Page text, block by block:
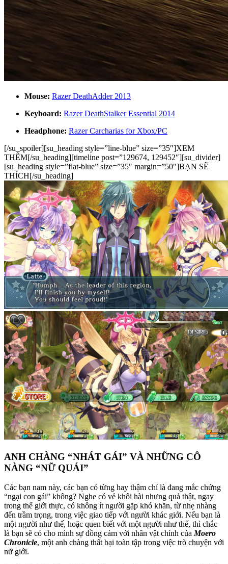
Mouse: Razer DeathAdder 2013
Keyboard: Razer DeathStalker Essential 2014
Headphone: Razer Carcharias for Xbox/PC
[/su_spoiler][su_heading style=”line-blue” size=”35″]XEM
THÊM[/su_heading][timeline post=”129674, 129452″][su_divider]
[su_heading style=”flat-blue” size=”35″ margin=”50″]BẠN SẼ
THÍCH[/su_heading]
ANH CHÀNG “NHÁT GÁI” VÀ NHỮNG CÔ
NÀNG “NỮ QUÁI”
Các bạn nam này, các bạn có từng hay thậm chí là đang mắc chứng
“ngại con gái” không? Nghe có vẻ khôi hài nhưng quả thật, ngay
trong thế giới thực, có không ít người gặp khó khăn, từ nhẹ nhàng
đến trầm trọng, trong việc giao tiếp với người khác giới. Nếu bạn là
một người như thế, hoặc quen biết với một người như thế, thì chắc
là bạn sẽ có cho mình sự đồng cảm với nhân vật chính của Moero
Chronicle, một anh chàng thất bại toàn tập trong việc trò chuyện với
nữ giới.